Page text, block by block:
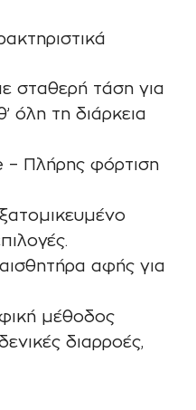
σταθερή τάση για
όλη τη διάρκεια
Πλήρης φόρτιση
αφής για
μέθοδος
διαρροές,